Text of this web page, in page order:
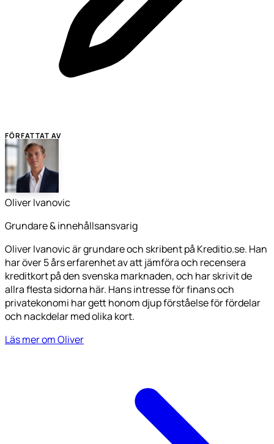
FÖRFATTAT AV
Oliver Ivanovic
Grundare & innehållsansvarig
Oliver Ivanovic är grundare och skribent på Kreditio.se. Han
har över 5 års erfarenhet av att jämföra och recensera
kreditkort på den svenska marknaden, och har skrivit de
allra flesta sidorna här. Hans intresse för finans och
privatekonomi har gett honom djup förståelse för fördelar
och nackdelar med olika kort.
Läs mer om Oliver